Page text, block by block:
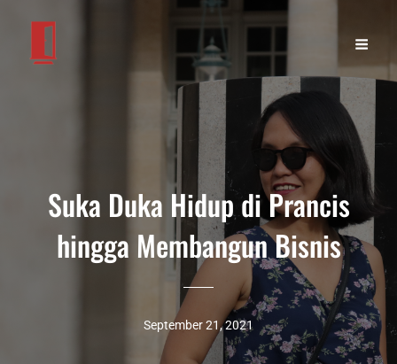
Suka Duka Hidup di Prancis
hingga Membangun Bisnis
September 21, 2021